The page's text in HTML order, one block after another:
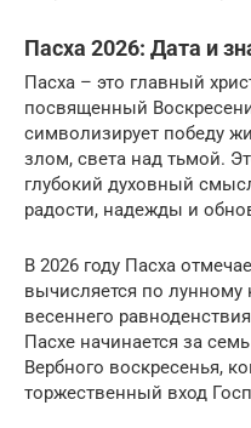
Пасха 2026: Дата и
Пасха – это главный
посвященный
символизирует победу
злом, света над тьмой.
глубокий духовный
радости, надежды и
В 2026 году Пасха
вычисляется по лунному
весеннего
Пасхе начинается за
Вербного воскресенья,
торжественный вход